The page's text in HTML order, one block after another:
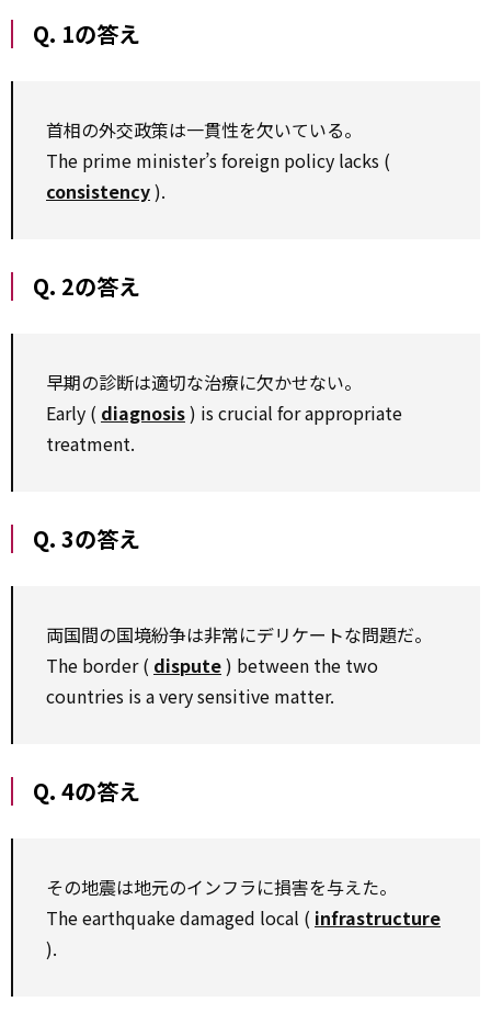
Q. 1の答え
首相の外交政策は一貫性を欠いている。
The prime minister’s foreign policy lacks (
consistency).
Q. 2の答え
早期の診断は適切な治療に欠かせない。
Early ( diagnosis) is crucial for appropriate
treatment.
Q. 3の答え
両国間の国境紛争は非常にデリケートな問題だ。
The border ( dispute) between the two
countries is a very sensitive matter.
Q. 4の答え
その地震は地元のインフラに損害を与えた。
The earthquake damaged local ( infrastructure
).